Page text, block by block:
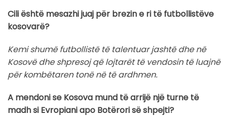
Cili është mesazhi juaj për brezin e ri të futbollistëve
kosovarë?
Kemi shumë futbollistë të talentuar jashtë dhe në
Kosovë dhe shpresoj që lojtarët të vendosin të luajnë
për kombëtaren tonë në të ardhmen.
A mendoni se Kosova mund të arrijë një turne të
madh si Evropiani apo Botërori së shpejti?